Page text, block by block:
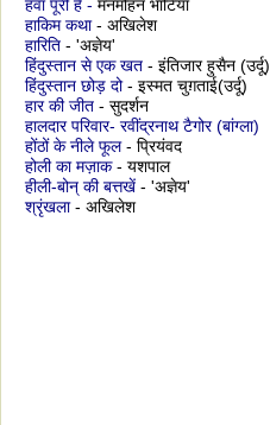
हवा पूरी है - मनमोहन भाटिया
हाकिम कथा- अखिलेश
हारिति - 'अज्ञेय'
हिंदुस्तान से एक खत - इंतिजार हुसैन (उर्दू)
हिंदुस्तान छोड़ दो- इस्मत चुग़ताई(उर्दू)
हार की जीत - सुदर्शन
हालदार परिवार- रवींद्रनाथ टैगोर (बांग्ला)
होंठों के नीले फूल- प्रियंवद
होली का मज़ाक- यशपाल
हीली-बोन् की बत्तखें - 'अज्ञेय'
श्रृंखला- अखिलेश